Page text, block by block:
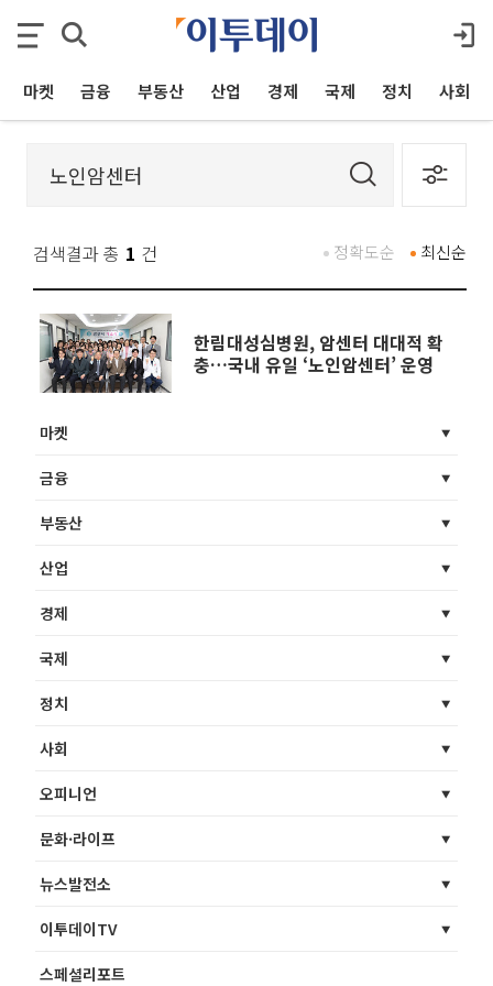
마켓 금융 부동산 산업 경제 국제 정치 사회
검색결과 총 1 건 최신순
정확도순
한림대성심병원, 암센터 대대적 확
충…국내 유일 ‘노인암센터’ 운영
마켓
금융
부동산
산업
경제
국제
정치
사회
오피니언
문화·라이프
뉴스발전소
이투데이TV
스페셜리포트